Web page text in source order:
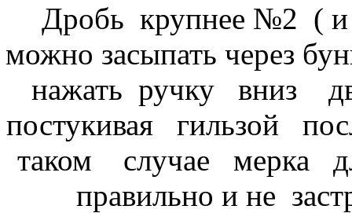
Дробь крупнее №2 ( и
можно засыпать через
нажать ручку вниз
постукивая гильзой
таком случае мерка
правильно и не